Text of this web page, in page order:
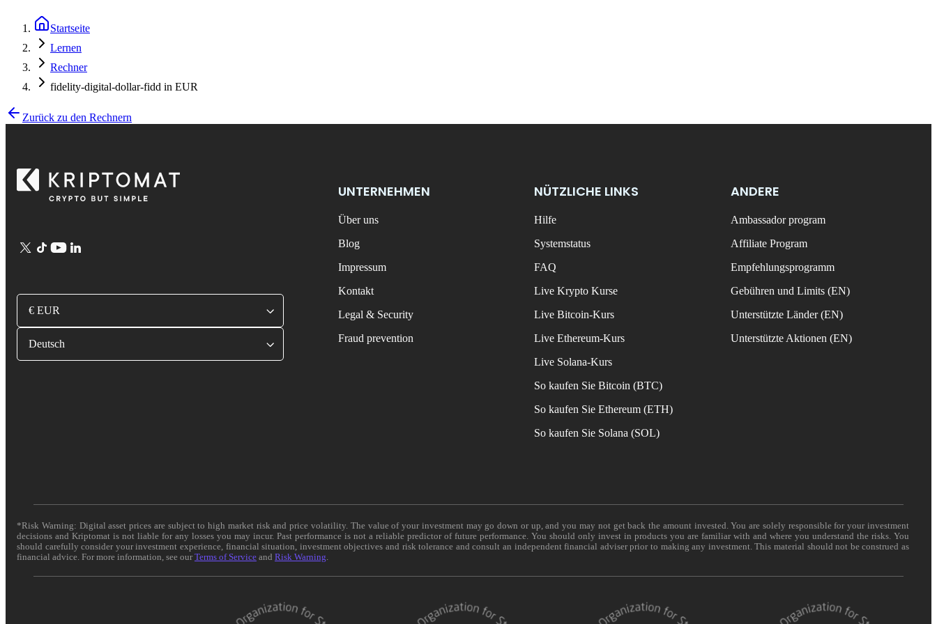
Startseite
Lernen
Rechner
fidelity-digital-dollar-fidd in EUR
Zurück zu den Rechnern
€ EUR
Deutsch
UNTERNEHMEN
Über uns
Blog
Impressum
Kontakt
Legal & Security
Fraud prevention
NÜTZLICHE LINKS
Hilfe
Systemstatus
FAQ
Live Krypto Kurse
Live Bitcoin-Kurs
Live Ethereum-Kurs
Live Solana-Kurs
So kaufen Sie Bitcoin (BTC)
So kaufen Sie Ethereum (ETH)
So kaufen Sie Solana (SOL)
ANDERE
Ambassador program
Affiliate Program
Empfehlungsprogramm
Gebühren und Limits (EN)
Unterstützte Länder (EN)
Unterstützte Aktionen (EN)
*Risk Warning: Digital asset prices are subject to high market risk and price volatility. The value of your investment may go down or up, and you may not get back the amount invested. You are solely responsible for your investment
decisions and Kriptomat is not liable for any losses you may incur. Past performance is not a reliable predictor of future performance. You should only invest in products you are familiar with and where you understand the risks. You
should carefully consider your investment experience, financial situation, investment objectives and risk tolerance and consult an independent financial adviser prior to making any investment. This material should not be construed as
financial advice. For more information, see ourTerms of Service and Risk Warning